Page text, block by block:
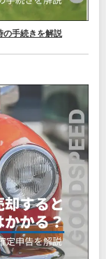
の手続きを解説